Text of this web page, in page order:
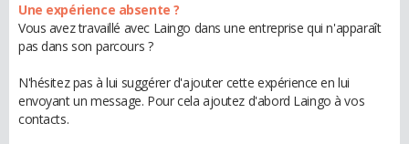
Une expérience absente ?
Vous avez travaillé avec Laingo dans une entreprise qui n'apparaît
pas dans son parcours ?
N'hésitez pas à lui suggérer d'ajouter cette expérience en lui
envoyant un message. Pour cela ajoutez d'abord Laingo à vos
contacts.